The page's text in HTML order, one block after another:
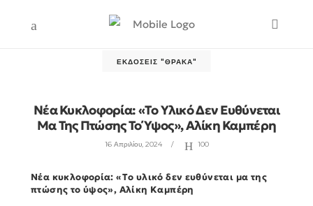
ΕΚΔΌΣΕΙΣ "ΘΡΆΚΑ"
Νέα Κυκλοφορία: «Tο Υλικό Δεν Ευθύνεται
Μα Της Πτώσης Το Ύψος», Αλίκη Καμπέρη
16 Απριλίου, 2024 100
Νέα κυκλοφορία: «Tο υλικό δεν ευθύνεται μα της
πτώσης το ύψος», Αλίκη Καμπέρη